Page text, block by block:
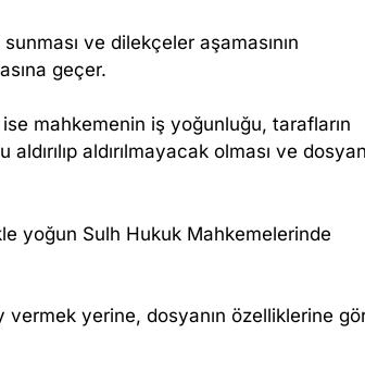
ve dilekçeler aşamasının
geçer.
mahkemenin iş yoğunluğu, tarafların
aldırılmayacak olması ve
yoğun Sulh Hukuk Mahkemelerinde
vermek yerine, dosyanın özelliklerine